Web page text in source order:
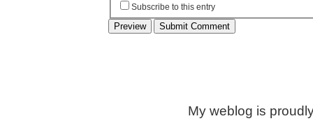
Subscribe to this entry
My weblog is